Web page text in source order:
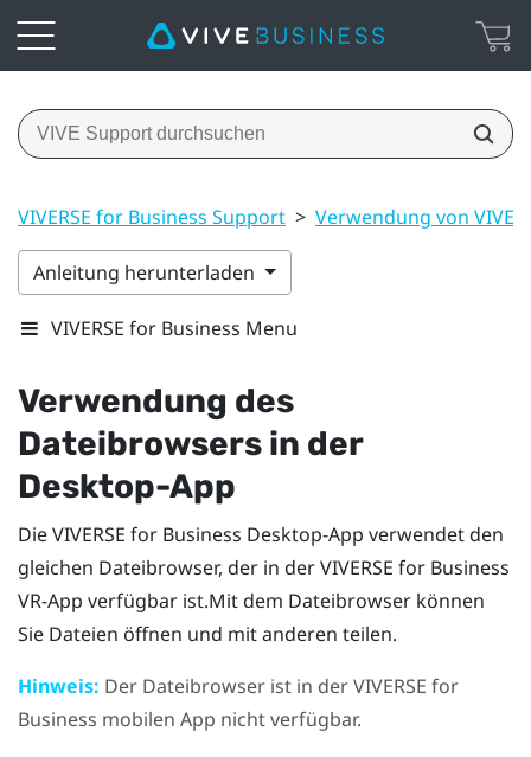
VIVERSE for Business Support > Verwendung von
Anleitung herunterladen
VIVERSE for Business Menu
Verwendung des
Dateibrowsers in der
Desktop-App
DieVIVERSE for Business Desktop-App verwendet den
gleichen Dateibrowser, der in derVIVERSE for Business
VR-App verfügbar ist.Mit dem Dateibrowser können
Sie Dateien öffnen und mit anderen teilen.
Hinweis: Der Dateibrowser ist in derVIVERSE for
Business mobilen App nicht verfügbar.